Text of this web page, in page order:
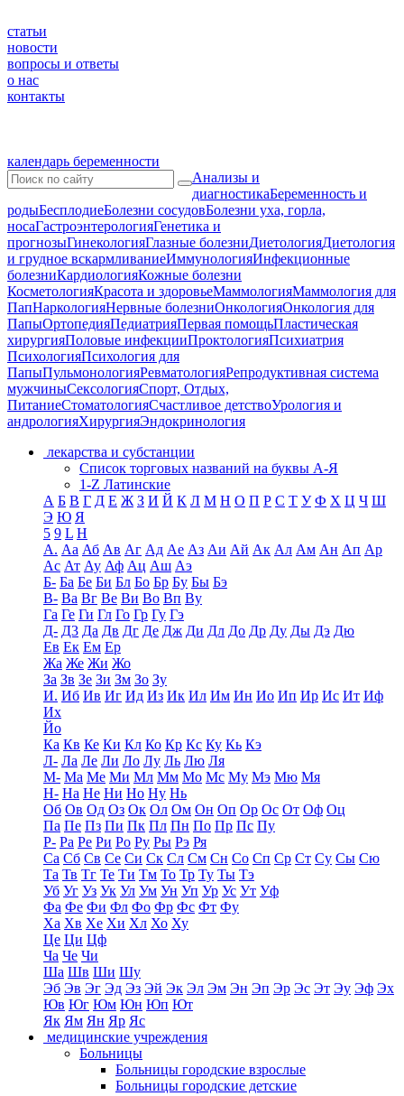
статьи
новости
вопросы и ответы
о нас
контакты
календарь беременности
Анализы и
диагностикаБеременность и
родыБесплодиеБолезни сосудовБолезни уха, горла,
носаГастроэнтерологияГенетика и
прогнозыГинекологияГлазные болезниДиетологияДиетология
и грудное вскармливаниеИммунологияИнфекционные
болезниКардиологияКожные болезни
КосметологияКрасота и здоровьеМаммологияМаммология для
ПапНаркологияНервные болезниОнкологияОнкология для
ПапыОртопедияПедиатрияПервая помощьПластическая
хирургияПоловые инфекцииПроктологияПсихиатрия
ПсихологияПсихология для
ПапыПульмонологияРевматологияРепродуктивная система
мужчиныСексологияСпорт, Отдых,
ПитаниеСтоматологияСчастливое детствоУрология и
андрологияХирургияЭндокринология
лекарства и субстанции
Список торговых названий на буквы А-Я
1-Z Латинские
А Б В Г Д Е Ж З И Й К Л М Н О П Р С Т У Ф Х Ц Ч Ш
Э Ю Я
5 9 L H
А. Аа Аб Ав Аг Ад Ае Аз Аи Ай Ак Ал Ам Ан Ап Ар
Ас Ат Ау Аф Ац Аш Аэ
Б- Ба Бе Би Бл Бо Бр Бу Бы Бэ
В- Ва Вг Ве Ви Во Вп Ву
Га Ге Ги Гл Го Гр Гу Гэ
Д- Д3 Да Дв Дг Де Дж Ди Дл До Др Ду Ды Дэ Дю
Ев Ек Ем Ер
Жа Же Жи Жо
За Зв Зе Зи Зм Зо Зу
И. Иб Ив Иг Ид Из Ик Ил Им Ин Ио Ип Ир Ис Ит Иф
Их
Йо
Ка Кв Ке Ки Кл Ко Кр Кс Ку Кь Кэ
Л- Ла Ле Ли Ло Лу Ль Лю Ля
М- Ма Ме Ми Мл Мм Мо Мс Му Мэ Мю Мя
Н- На Не Ни Но Ну Нь
Об Ов Од Оз Ок Ол Ом Он Оп Ор Ос От Оф Оц
Па Пе Пз Пи Пк Пл Пн По Пр Пс Пу
Р- Ра Ре Ри Ро Ру Ры Рэ Ря
Са Сб Св Се Си Ск Сл См Сн Со Сп Ср Ст Су Сы Сю
Та Тв Тг Те Ти Тм То Тр Ту Ты Тэ
Уб Уг Уз Ук Ул Ум Ун Уп Ур Ус Ут Уф
Фа Фе Фи Фл Фо Фр Фс Фт Фу
Ха Хв Хе Хи Хл Хо Ху
Це Ци Цф
Ча Че Чи
Ша Шв Ши Шу
Эб Эв Эг Эд Эз Эй Эк Эл Эм Эн Эп Эр Эс Эт Эу Эф Эх
Юв Юг Юм Юн Юп Ют
Як Ям Ян Яр Яс
медицинские учреждения
Больницы
Больницы городские взрослые
Больницы городские детские